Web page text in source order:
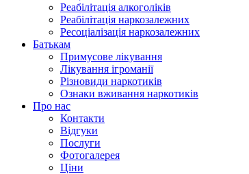
Реабілітація алкоголіків
Реабілітація наркозалежних
Ресоціалізація наркозалежних
Батькам
Примусове лікування
Лікування ігроманії
Різновиди наркотиків
Ознаки вживання наркотиків
Про нас
Контакти
Відгуки
Послуги
Фотогалерея
Ціни